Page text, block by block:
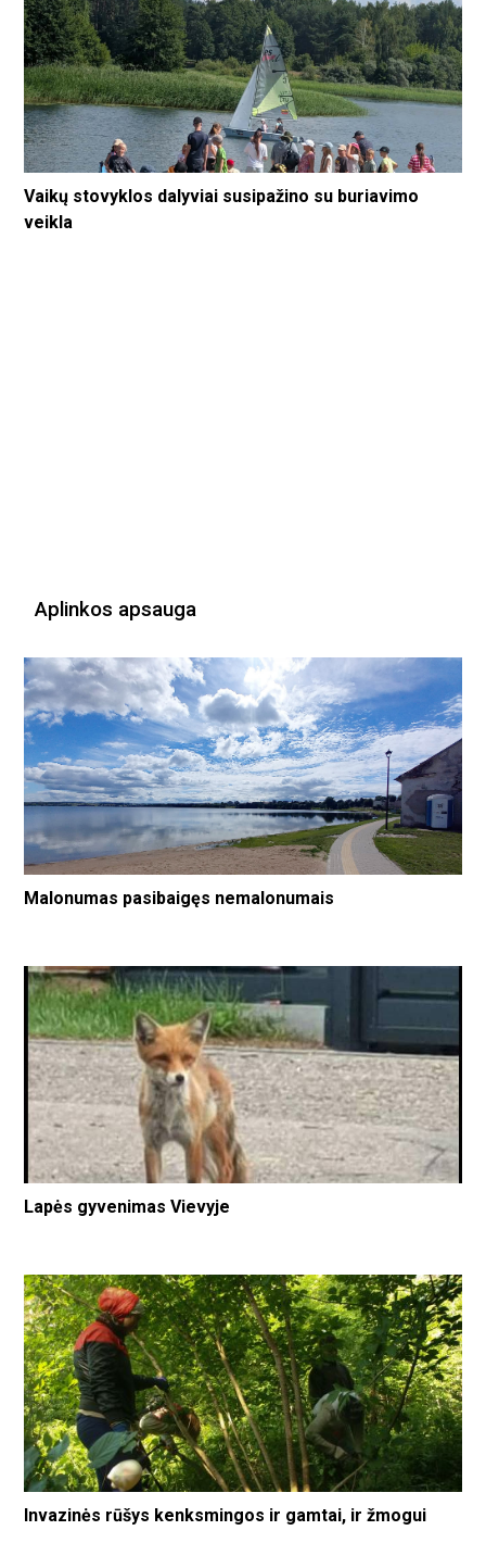
Vaikų stovyklos dalyviai susipažino su buriavimo
veikla
Aplinkos apsauga
Malonumas pasibaigęs nemalonumais
Lapės gyvenimas Vievyje
Invazinės rūšys kenksmingos ir gamtai, ir žmogui